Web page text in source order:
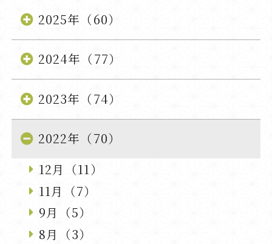
2025年（60）
2024年（77）
2023年（74）
2022年（70）
12月（11）
11月（7）
9月（5）
8月（3）